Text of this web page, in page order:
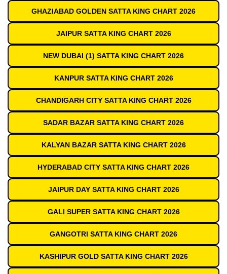
GHAZIABAD GOLDEN SATTA KING CHART 2026
JAIPUR SATTA KING CHART 2026
NEW DUBAI (1) SATTA KING CHART 2026
KANPUR SATTA KING CHART 2026
CHANDIGARH CITY SATTA KING CHART 2026
SADAR BAZAR SATTA KING CHART 2026
KALYAN BAZAR SATTA KING CHART 2026
HYDERABAD CITY SATTA KING CHART 2026
JAIPUR DAY SATTA KING CHART 2026
GALI SUPER SATTA KING CHART 2026
GANGOTRI SATTA KING CHART 2026
KASHIPUR GOLD SATTA KING CHART 2026